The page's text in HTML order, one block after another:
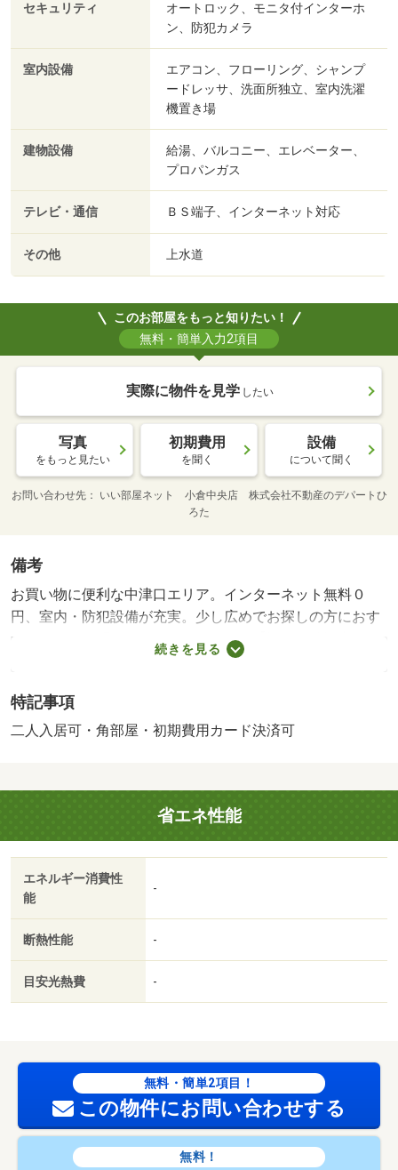
セキュリティ
オートロック、モニタ付インターホ
ン、防犯カメラ
室内設備
エアコン、フローリング、シャンプ
ードレッサ、洗面所独立、室内洗濯
機置き場
建物設備
給湯、バルコニー、エレベーター、
プロパンガス
テレビ・通信 ＢＳ端子、インターネット対応
その他 上水道
このお部屋をもっと知りたい！
無料・簡単入力2項目
実際に物件を見学 したい
写真
をもっと見たい
初期費用
を聞く
設備
について聞く
お問い合わせ先
いい部屋ネット 小倉中央店 株式会社不動産のデパートひ
ろた
備考
お買い物に便利な中津口エリア。インターネット無料０
円、室内・防犯設備が充実。少し広めでお探しの方におす
すめ、ぜひお問い合わせください。 【設備・特記事項備
考】事務所不可・ペット不可・専用バス・専用トイレ
続きを見る
特記事項
二人入居可・角部屋・初期費用カード決済可
省エネ性能
エネルギー消費性
能
-
断熱性能 -
目安光熱費 -
無料・簡単2項目！
この物件にお問い合わせする
無料！